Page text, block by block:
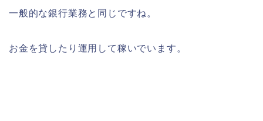
一般的な銀行業務と同じですね。
お金を貸したり運用して稼いでいます。